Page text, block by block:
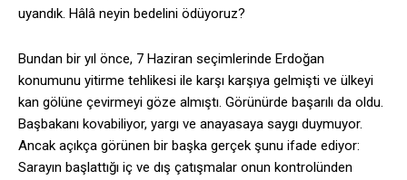
uyandık. Hâlâ neyin bedelini ödüyoruz?
Bundan bir yıl önce, 7 Haziran seçimlerinde Erdoğan
konumunu yitirme tehlikesi ile karşı karşıya gelmişti ve ülkeyi
kan gölüne çevirmeyi göze almıştı. Görünürde başarılı da oldu.
Başbakanı kovabiliyor, yargı ve anayasaya saygı duymuyor.
Ancak açıkça görünen bir başka gerçek şunu ifade ediyor:
Sarayın başlattığı iç ve dış çatışmalar onun kontrolünden